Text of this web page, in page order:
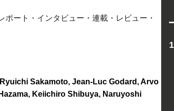
ート・インタビュー・連載・レビュー・
Sakamoto, Jean-Luc Godard, Arvo
Keiichiro Shibuya, Naruyoshi